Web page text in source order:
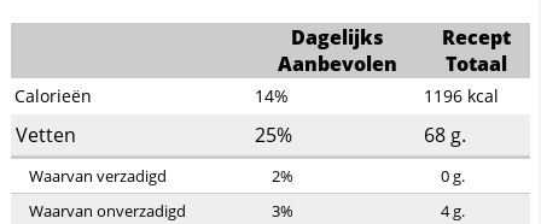
Dagelijks
Aanbevolen
Recept
Totaal
Calorieën 14% 1196 kcal
Vetten 25% 68g.
Waarvan verzadigd 2% 0g.
Waarvan onverzadigd
3% 4g.